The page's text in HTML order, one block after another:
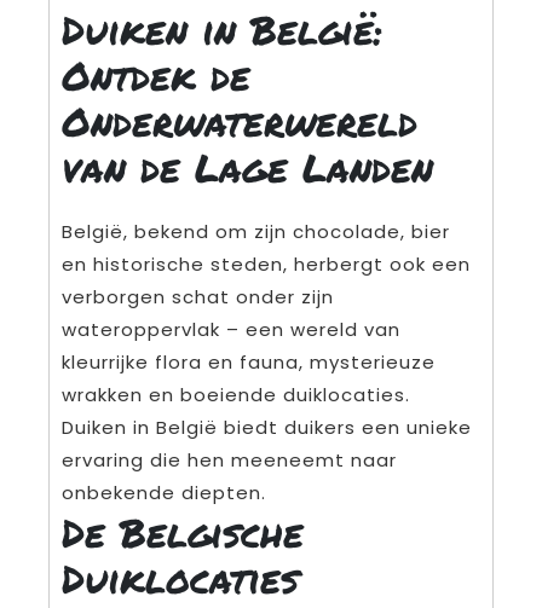
Duiken in België:
Ontdek de
Onderwaterwereld
van de Lage Landen
België, bekend om zijn chocolade, bier
en historische steden, herbergt ook een
verborgen schat onder zijn
wateroppervlak – een wereld van
kleurrijke flora en fauna, mysterieuze
wrakken en boeiende duiklocaties.
Duiken in België biedt duikers een unieke
ervaring die hen meeneemt naar
onbekende diepten.
De Belgische
Duiklocaties